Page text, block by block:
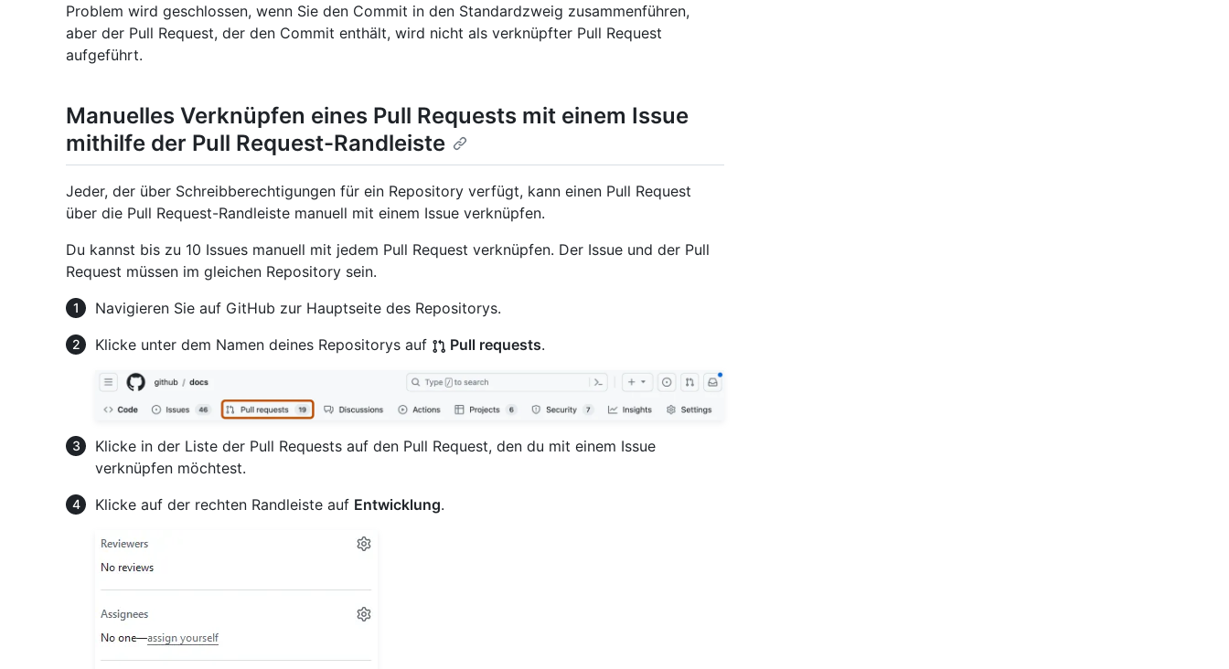
Problem wird geschlossen, wenn Sie den Commit in den Standardzweig zusammenführen,
aber der Pull Request, der den Commit enthält, wird nicht als verknüpfter Pull Request
aufgeführt.
Manuelles Verknüpfen eines Pull Requests mit einem Issue
mithilfe der Pull Request-Randleiste
Jeder, der über Schreibberechtigungen für ein Repository verfügt, kann einen Pull Request
über die Pull Request-Randleiste manuell mit einem Issue verknüpfen.
Du kannst bis zu 10 Issues manuell mit jedem Pull Request verknüpfen. Der Issue und der Pull
Request müssen im gleichen Repository sein.
Navigieren Sie auf GitHub zur Hauptseite des Repositorys.
Klicke unter dem Namen deines Repositorys auf
Pull requests.
Klicke in der Liste der Pull Requests auf den Pull Request, den du mit einem Issue
verknüpfen möchtest.
Klicke auf der rechten Randleiste auf Entwicklung.